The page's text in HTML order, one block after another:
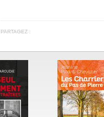
PARTAGEZ :